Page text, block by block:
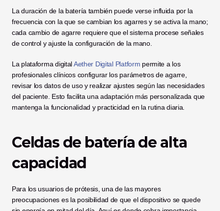
La duración de la batería también puede verse influida por la
frecuencia con la que se cambian los agarres y se activa la mano;
cada cambio de agarre requiere que el sistema procese señales
de control y ajuste la configuración de la mano.
La plataforma digital Aether Digital Platform permite a los
profesionales clínicos configurar los parámetros de agarre,
revisar los datos de uso y realizar ajustes según las necesidades
del paciente. Esto facilita una adaptación más personalizada que
mantenga la funcionalidad y practicidad en la rutina diaria.
Celdas de batería de alta
capacidad
Para los usuarios de prótesis, una de las mayores
preocupaciones es la posibilidad de que el dispositivo se quede